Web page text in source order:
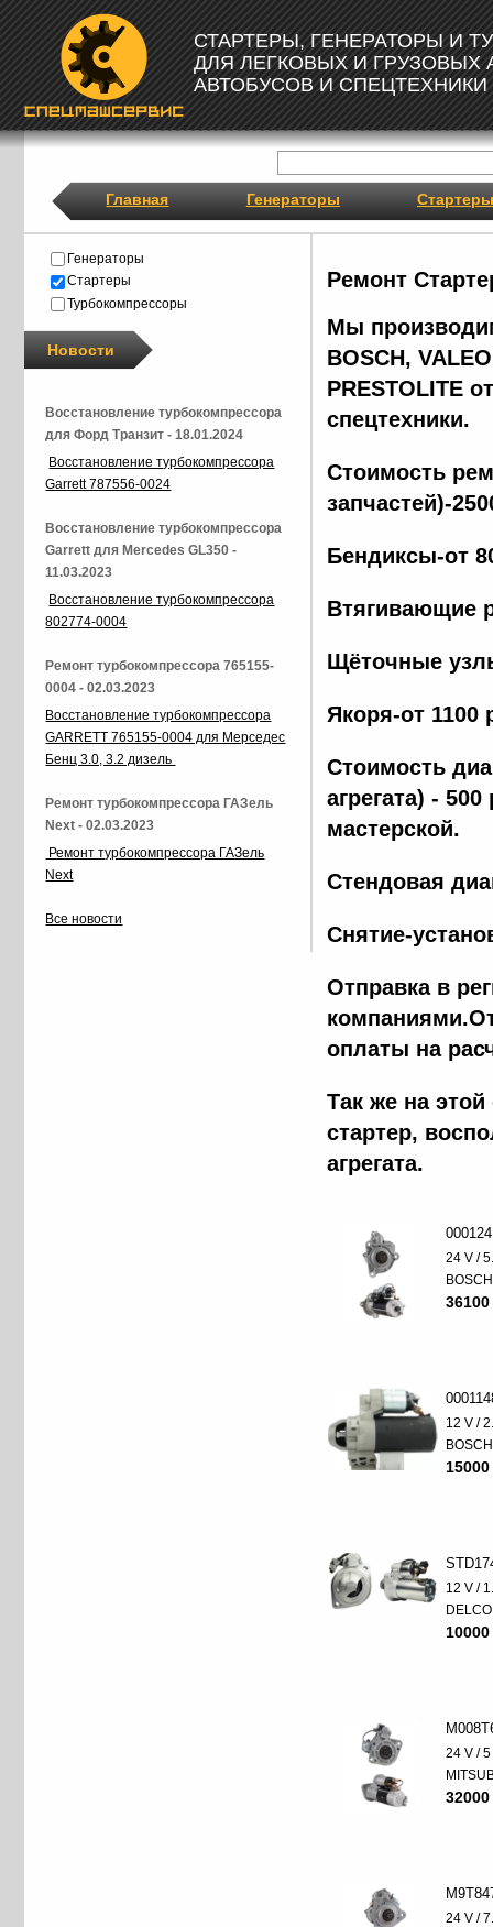
СТАРТЕРЫ, ГЕНЕРАТОРЫ И
ДЛЯ ЛЕГКОВЫХ И ГРУЗОВЫХ
АВТОБУСОВ И СПЕЦТЕХНИКИ
Главная Генераторы Стартеры
Ремонт
Мы
BOSCH,
PRESTOLITE
спецтехники.
Стоимость
запчастей)-
Бендиксы-от
Втягивающие
Щёточные
Якоря-от 1100
Стоимость
агрегата) -
мастерской.
Стендовая
Снятие-
Отправка в
оплаты на
Так же на
стартер,
агрегата.
24 V /
BOSCH
12 V /
BOSCH
12 V /
DELCO
24 V /
24 V /
Генераторы
Стартеры
Турбокомпрессоры
Новости
Восстановление турбокомпрессора
для Форд Транзит - 18.01.2024
Восстановление турбокомпрессора
Garrett 787556-0024
Восстановление турбокомпрессора
Garrett для Mercedes GL350 -
11.03.2023
Восстановление турбокомпрессора
802774-0004
Ремонт турбокомпрессора 765155-
0004 - 02.03.2023
Восстановление турбокомпрессора
GARRETT 765155-0004 для Мерседес
Бенц 3.0, 3.2 дизель
Ремонт турбокомпрессора ГАЗель
Next - 02.03.2023
Ремонт турбокомпрессора ГАЗель
Next
Все новости